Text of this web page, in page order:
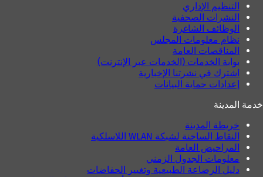
التنظيم الإداري
النشرات الصحفية
الوظائف الشاغرة
نظام معلومات المجلس
المناقصات العامة
بوابة الخدمات (الخدمات عبر الإنترنت)
اشترك في نشرتنا الإخبارية
إعدادات حماية البيانات
خدمة المدينة
خريطة المدينة
النقاط الساخنة لشبكة WLAN اللاسلكية
المراحيض العامة
معلومات الجدول الزمني
دليل الرضاعة الطبيعية وتغيير الحفاضات